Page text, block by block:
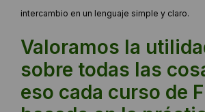
intercambio en un lenguaje simple y claro.
Valoramos la
sobre todas las
eso cada curso de